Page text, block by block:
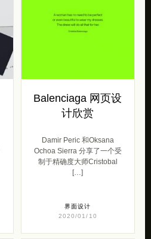
Balenciaga 网页设
计欣赏
Damir Peric 和Oksana
Ochoa Sierra 分享了一个受
制于精确度大师Cristobal
[…]
界面设计
2020/01/10